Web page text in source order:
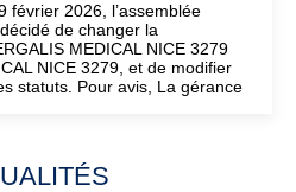
février 2026, l’assemblée
de changer la
MEDICAL NICE 3279
NICE 3279, et de modifier
statuts. Pour avis, La gérance